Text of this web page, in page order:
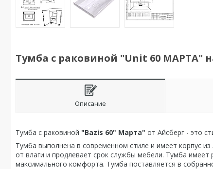
Тумба с раковиной "Unit 60 МАРТА"
Описание
Тумба с раковиной "Bazis 60" Марта" от Айсберг - это
Тумба выполнена в современном стиле и имеет корпус
от влаги и продлевает срок службы мебели. Тумба
максимального комфорта. Тумба поставляется в